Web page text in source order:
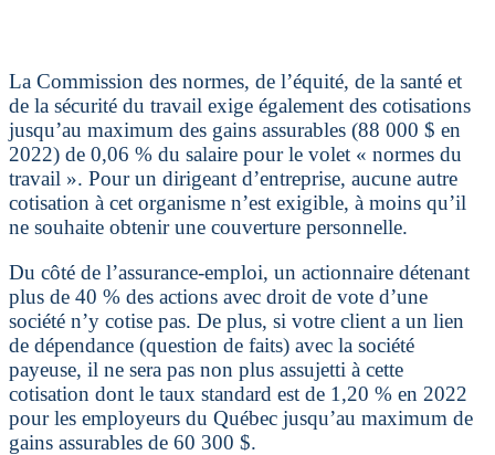
La Commission des normes, de l’équité, de la santé et
de la sécurité du travail exige également des cotisations
jusqu’au maximum des gains assurables (88 000 $ en
2022) de 0,06 % du salaire pour le volet « normes du
travail ». Pour un dirigeant d’entreprise, aucune autre
cotisation à cet organisme n’est exigible, à moins qu’il
ne souhaite obtenir une couverture personnelle.
Du côté de l’assurance-emploi, un actionnaire détenant
plus de 40 % des actions avec droit de vote d’une
société n’y cotise pas. De plus, si votre client a un lien
de dépendance (question de faits) avec la société
payeuse, il ne sera pas non plus assujetti à cette
cotisation dont le taux standard est de 1,20 % en 2022
pour les employeurs du Québec jusqu’au maximum de
gains assurables de 60 300 $.